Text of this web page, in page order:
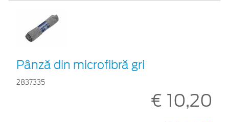
Pânză din microfibră gri
2837335
€ 10,20